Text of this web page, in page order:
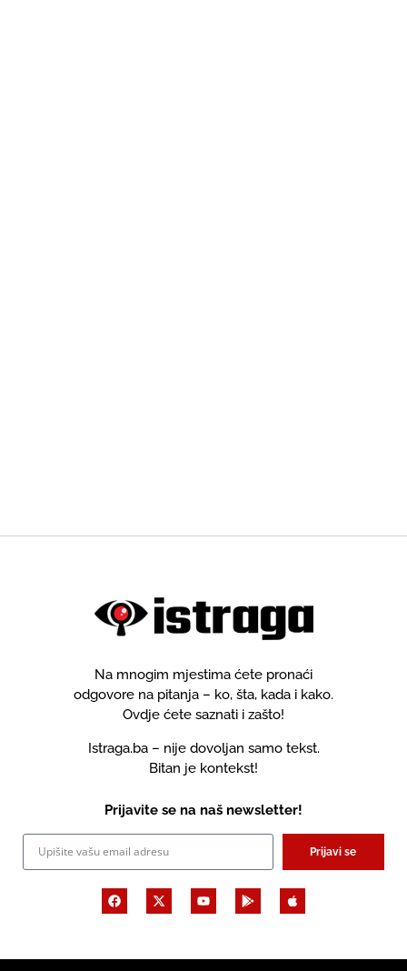
Na mnogim mjestima ćete pronaći
odgovore na pitanja – ko, šta, kada i kako.
Ovdje ćete saznati i zašto!
Istraga.ba – nije dovoljan samo tekst.
Bitan je kontekst!
Prijavite se na naš newsletter!
Prijavi se